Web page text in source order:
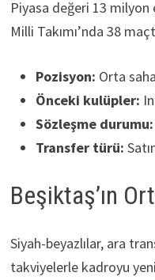
Piyasa değeri 13
Milli Takımı’nda 38
Pozisyon: Orta
Önceki kulüpler:
Sözleşme durumu:
Transfer türü:
Beşiktaş’ın
Siyah-beyazlılar, ara
takviyelerle kadroyu